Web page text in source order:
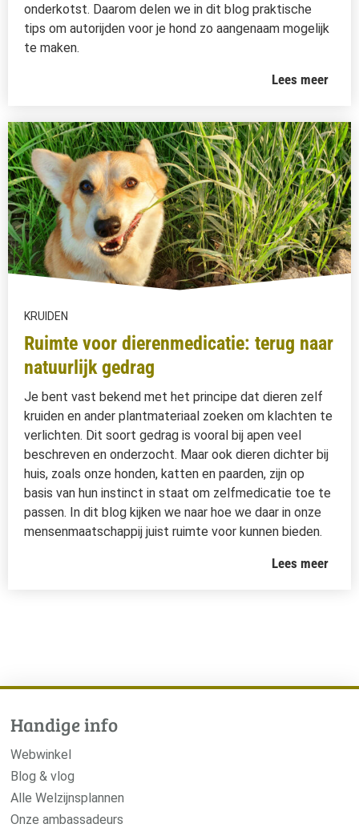
onderkotst. Daarom delen we in dit blog praktische
tips om autorijden voor je hond zo aangenaam mogelijk
te maken.
Lees meer
KRUIDEN
Ruimte voor dierenmedicatie: terug naar
natuurlijk gedrag
Je bent vast bekend met het principe dat dieren zelf
kruiden en ander plantmateriaal zoeken om klachten te
verlichten. Dit soort gedrag is vooral bij apen veel
beschreven en onderzocht. Maar ook dieren dichter bij
huis, zoals onze honden, katten en paarden, zijn op
basis van hun instinct in staat om zelfmedicatie toe te
passen. In dit blog kijken we naar hoe we daar in onze
mensenmaatschappij juist ruimte voor kunnen bieden.
Lees meer
Handige info
Webwinkel
Blog & vlog
Alle Welzijnsplannen
Onze ambassadeurs